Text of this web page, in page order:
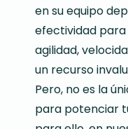
en su equipo
efectividad
agilidad,
un recurso
Pero, no es la
para potenciar